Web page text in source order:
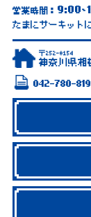
営業時間： 9:00~
たまにサーキット
〒252-0154
神奈川県相
042-780-